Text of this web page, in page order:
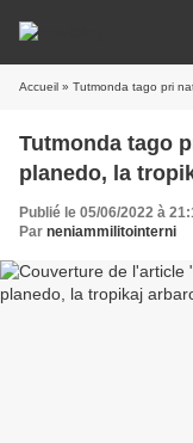
Accueil » Tutmonda tago pri
Tutmonda tago
planedo, la
Publié le 05/06/2022 à
Par neniammilitointerni